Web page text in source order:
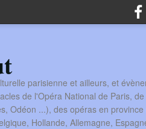
parisienne et ailleurs, et
de l'Opéra National de Paris,
Odéon ...), des opéras en
Hollande, Allemagne,